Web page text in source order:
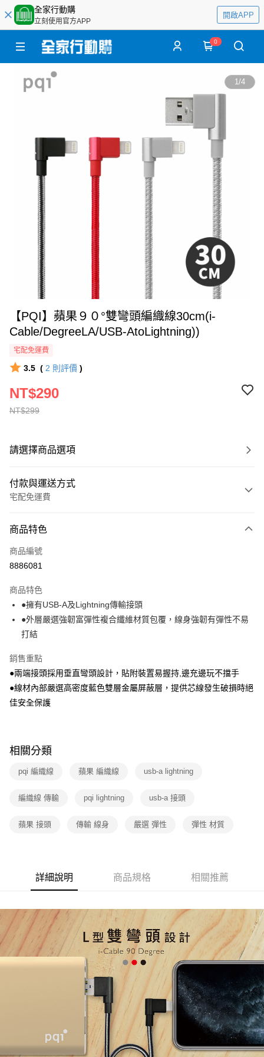
全家行動購
立刻使用官方APP
開啟APP
0
1/4
【PQI】蘋果９０°雙彎頭編織線30cm(i-
Cable/DegreeLA/USB-AtoLightning))
宅配免運費
3.5 ( 2 則評價 )
NT$299
NT$290
請選擇商品選項
付款與運送方式
宅配免運費
全家線上支付
運送方式
本島宅配-活動商品
免運費
離島宅配-常溫商品
免運費
商品特色
商品編號
8886081
商品特色
●擁有USB-A及Lightning傳輸接頭
●外層嚴選強韌富彈性複合纖維材質包覆，線身強韌有彈性不易
打結
銷售重點
●兩端接頭採用垂直彎頭設計，貼附裝置易握持,邊充邊玩不擋手
●線材內部嚴選高密度藍色雙層金屬屏蔽層，提供芯線發生破損時絕
佳安全保護
相關分類
pqi 編織線 蘋果 編織線 usb-a lightning
編織線 傳輸 pqi lightning usb-a 接頭
蘋果 接頭 傳輸 線身 嚴選 彈性 彈性 材質
詳細說明 商品規格 相關推薦